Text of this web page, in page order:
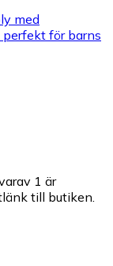
med
för barns
1 är
till butiken.